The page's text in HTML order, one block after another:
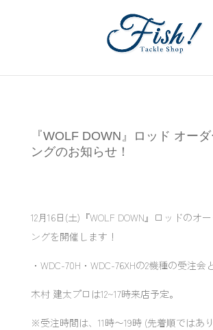
『WOLF DOWN』ロッド オー
ングのお知らせ！
12月16日(土)『WOLF DOWN』ロッドのオ
ングを開催します！
・WDC-70H・WDC-76XHの2機種の受注会
木村 建太プロは12~17時来店予定。
※受注時間は、11時〜19時 (先着順ではあ